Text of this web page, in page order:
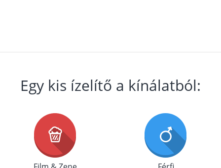
Egy kis ízelítő a kínálatból: